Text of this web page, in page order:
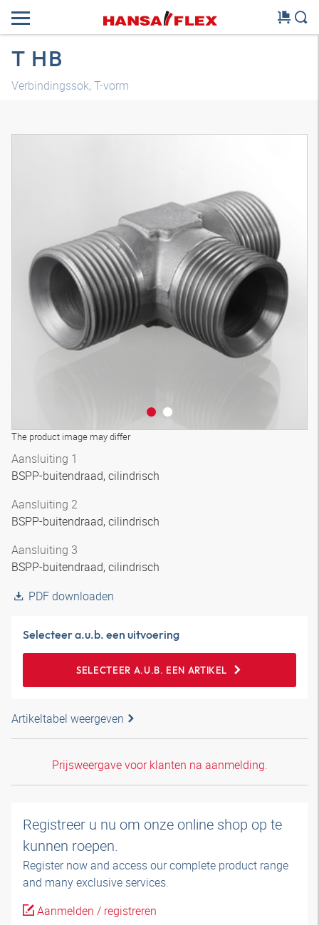
T HB
Verbindingssok, T-vorm
The product image may differ
Aansluiting 1
BSPP-buitendraad, cilindrisch
Aansluiting 2
BSPP-buitendraad, cilindrisch
Aansluiting 3
BSPP-buitendraad, cilindrisch
PDF downloaden
Selecteer a.u.b. een uitvoering
SELECTEER A.U.B. EEN ARTIKEL
Artikeltabel weergeven
Prijsweergave voor klanten na aanmelding.
Registreer u nu om onze online shop op te
kunnen roepen.
Register now and access our complete product range
and many exclusive services.
Aanmelden / registreren